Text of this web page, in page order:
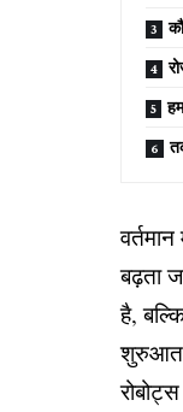
बढ़ता
है,
शुरुआत